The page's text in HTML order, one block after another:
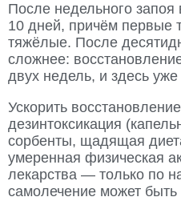
После недельного
10 дней, причём
тяжёлые. После
сложнее:
двух недель, и здесь
Ускорить
дезинтоксикация
сорбенты, щадящая
умеренная физическая
лекарства — только по
самолечение может